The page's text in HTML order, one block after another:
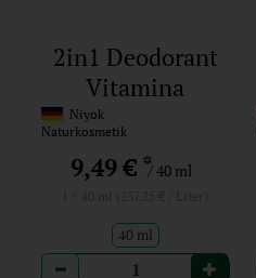
2in1 Deodorant
Vitamina
Niyok
Naturkosmetik
9,49 €*/ 40 ml
40 ml
Anzahl